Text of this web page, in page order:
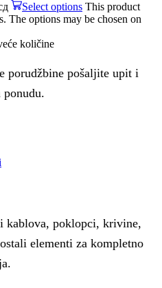
Select options This product
The options may be chosen on
količine
porudžbine pošaljite upit i
kablova, poklopci, krivine,
elementi za kompletno